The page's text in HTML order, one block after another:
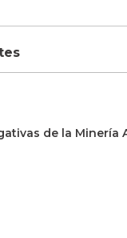
de la Minería